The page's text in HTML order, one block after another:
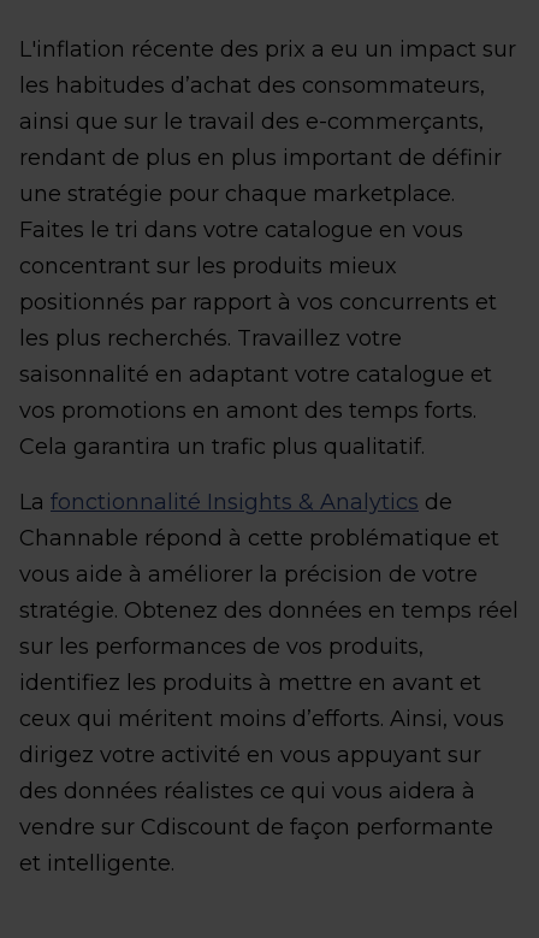
L'inflation récente des prix a eu un impact sur
les habitudes d’achat des consommateurs,
ainsi que sur le travail des e-commerçants,
rendant de plus en plus important de définir
une stratégie pour chaque marketplace.
Faites le tri dans votre catalogue en vous
concentrant sur les produits mieux
positionnés par rapport à vos concurrents et
les plus recherchés. Travaillez votre
saisonnalité en adaptant votre catalogue et
vos promotions en amont des temps forts.
Cela garantira un trafic plus qualitatif.
La fonctionnalité Insights & Analytics de
Channable répond à cette problématique et
vous aide à améliorer la précision de votre
stratégie. Obtenez des données en temps réel
sur les performances de vos produits,
identifiez les produits à mettre en avant et
ceux qui méritent moins d’efforts. Ainsi, vous
dirigez votre activité en vous appuyant sur
des données réalistes ce qui vous aidera à
vendre sur Cdiscount de façon performante
et intelligente.